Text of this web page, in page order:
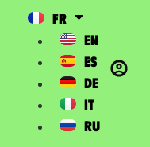
FR
EN
ES
DE
IT
RU